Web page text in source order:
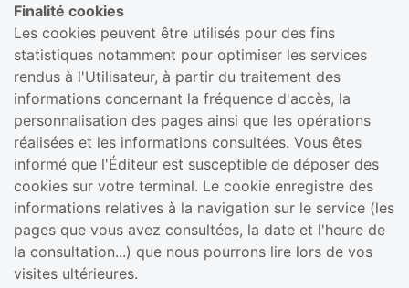
Finalité cookies
Les cookies peuvent être utilisés pour des fins
statistiques notamment pour optimiser les services
rendus à l'Utilisateur, à partir du traitement des
informations concernant la fréquence d'accès, la
personnalisation des pages ainsi que les opérations
réalisées et les informations consultées. Vous êtes
informé que l'Éditeur est susceptible de déposer des
cookies sur votre terminal. Le cookie enregistre des
informations relatives à la navigation sur le service (les
pages que vous avez consultées, la date et l'heure de
la consultation...) que nous pourrons lire lors de vos
visites ultérieures.